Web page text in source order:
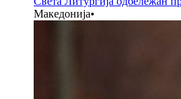
Македонија•